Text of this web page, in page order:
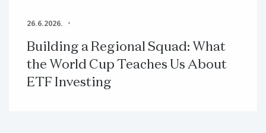
26.6.2026.
Building a Regional Squad: What
the World Cup Teaches Us About
ETF Investing